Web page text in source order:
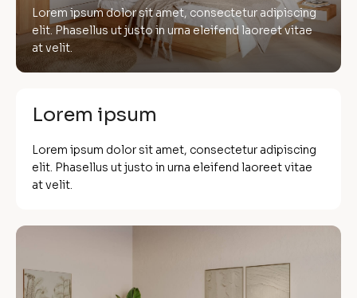
Lorem ipsum dolor sit amet, consectetur adipiscing
elit. Phasellus ut justo in urna eleifend laoreet vitae
at velit.
Lorem ipsum
Lorem ipsum dolor sit amet, consectetur adipiscing
elit. Phasellus ut justo in urna eleifend laoreet vitae
at velit.